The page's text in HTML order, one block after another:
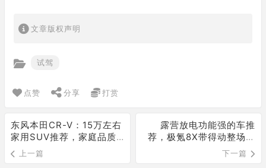
文章版权声明
试驾
点赞 分享 打赏
东风本田CR-V：15万左右
家用SUV推荐，家庭品质
之选上一篇
露营放电功能强的车推
荐，极氪8X带得动整场聚
会
下一篇